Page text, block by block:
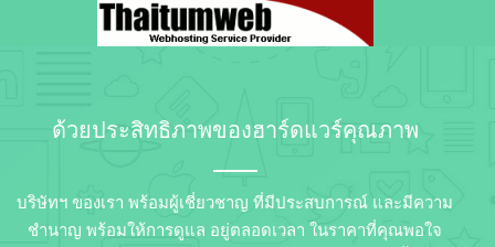
ด้วยประสิทธิภาพของฮาร์ดแวร์คุณภาพ
บริษัทฯ ของเรา พร้อมผู้เชี่ยวชาญ ที่มีประสบการณ์ และมีความ
ชำนาญ พร้อมให้การดูแล อยู่ตลอดเวลา ในราคาที่คุณพอใจ